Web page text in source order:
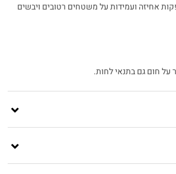
אחיזה ועמידות על משטחים רטובים ויבשים
על חום גם בתנאי לחות.